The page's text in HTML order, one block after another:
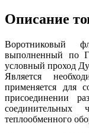
Описание
Воротниковый
выполненный по
условный проход
Является
применяется для
присоединении
соединительных
теплообменного